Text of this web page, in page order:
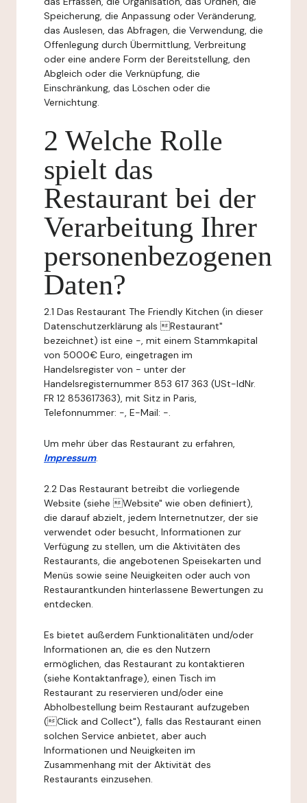
Speicherung, die Anpassung oder Veränderung,
das Auslesen, das Abfragen, die Verwendung, die
Offenlegung durch Übermittlung, Verbreitung
oder eine andere Form der Bereitstellung, den
Abgleich oder die Verknüpfung, die
Einschränkung, das Löschen oder die
Vernichtung.
2 Welche Rolle
spielt das
Restaurant bei der
Verarbeitung Ihrer
personenbezogenen
Daten?
2.1 Das Restaurant The Friendly Kitchen (in dieser
Datenschutzerklärung als Restaurant"
bezeichnet) ist eine -, mit einem Stammkapital
von 5000€ Euro, eingetragen im
Handelsregister von - unter der
Handelsregisternummer 853 617 363 (USt-IdNr.
FR 12 853617363), mit Sitz in Paris,
Telefonnummer: -, E-Mail: -.
Um mehr über das Restaurant zu erfahren,
Impressum.
2.2 Das Restaurant betreibt die vorliegende
Website (siehe Website" wie oben definiert),
die darauf abzielt, jedem Internetnutzer, der sie
verwendet oder besucht, Informationen zur
Verfügung zu stellen, um die Aktivitäten des
Restaurants, die angebotenen Speisekarten und
Menüs sowie seine Neuigkeiten oder auch von
Restaurantkunden hinterlassene Bewertungen zu
entdecken.
Es bietet außerdem Funktionalitäten und/oder
Informationen an, die es den Nutzern
ermöglichen, das Restaurant zu kontaktieren
(siehe Kontaktanfrage), einen Tisch im
Restaurant zu reservieren und/oder eine
Abholbestellung beim Restaurant aufzugeben
(Click and Collect"), falls das Restaurant einen
solchen Service anbietet, aber auch
Informationen und Neuigkeiten im
Zusammenhang mit der Aktivität des
Restaurants einzusehen.